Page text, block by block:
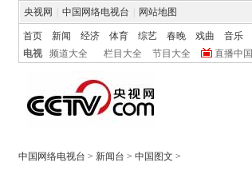
央视网 中国网络电视台 网站地图
首页 新闻 经济 体育 综艺 春晚 戏曲 音乐
电视
频道大全 栏目大全 节目大全 直播中国
中国网络电视台 > 新闻台 > 中国图文 >